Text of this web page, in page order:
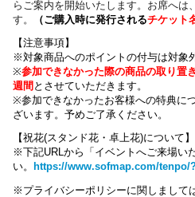
らご案内を開始いたします。お席へは
す。
（ご購入時に発行されるチケット
【注意事項】
※対象商品へのポイントの付与は対象
※参加できなかった際の商品の取り置
週間 とさせていただきます。
※参加できなかったお客様への特典に
ざいます。 予めご了承ください。
【祝花(スタンド花・卓上花)について】
※下記URLから「イベントへご来場い
い。
https://www.sofmap.com/tenpo/
※プライバシーポリシーに関しまして